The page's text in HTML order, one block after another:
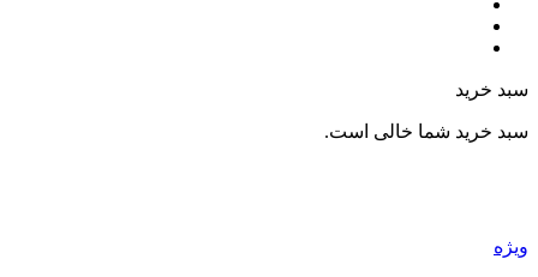
سبد خرید
سبد خرید شما خالی است.
ویژه